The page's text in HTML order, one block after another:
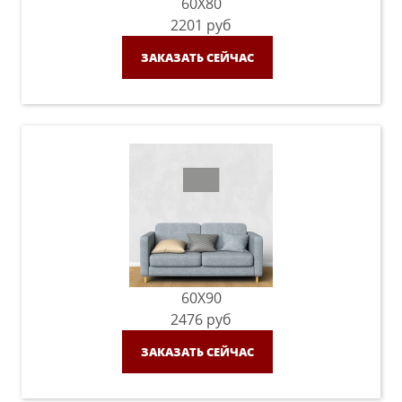
2201 руб
ЗАКАЗАТЬ СЕЙЧАС
60X90
2476 руб
ЗАКАЗАТЬ СЕЙЧАС